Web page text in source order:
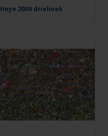
Heye 2000 driehoek